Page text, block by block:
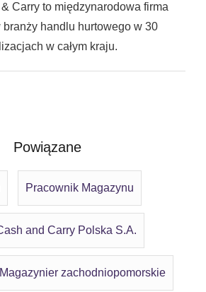
Carry to międzynarodowa firma
branży handlu hurtowego w 30
w całym kraju.
Powiązane
Pracownik Magazynu
and Carry Polska S.A.
Magazynier zachodniopomorskie